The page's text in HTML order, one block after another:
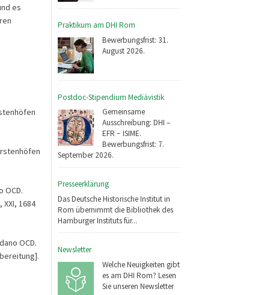
Praktikum am DHI Rom
Bewerbungsfrist: 31.
August 2026.
Postdoc-Stipendium Mediävistik
Gemeinsame
Ausschreibung: DHI –
EFR − ISIME.
Bewerbungsfrist: 7.
September 2026.
Presseerklärung
Das Deutsche Historische Institut in
Rom übernimmt die Bibliothek des
Hamburger Instituts für...
Newsletter
Welche Neuigkeiten gibt
es am DHI Rom? Lesen
Sie unseren Newsletter
es
OCD.
1684
OCD.